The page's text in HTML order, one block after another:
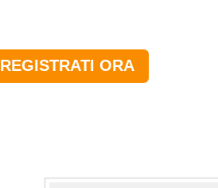
REGISTRATI ORA